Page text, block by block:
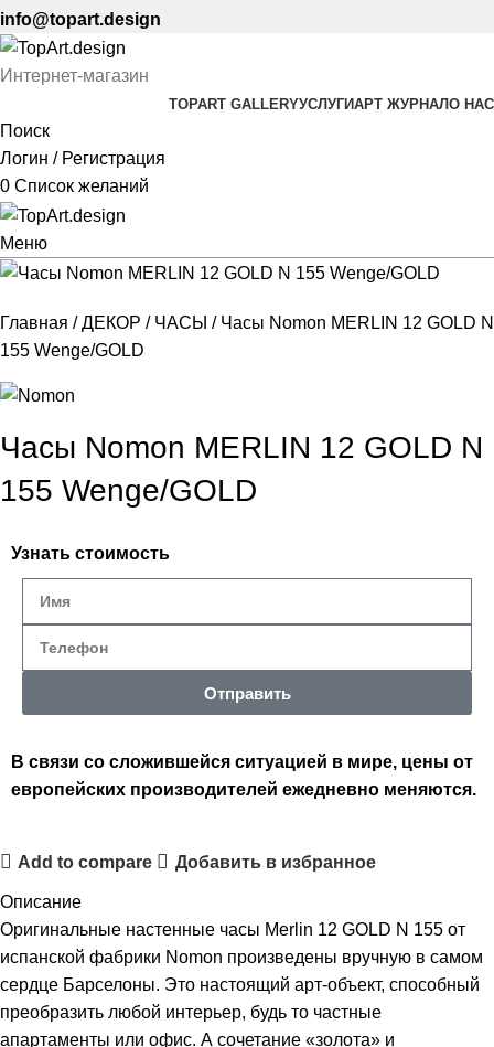
info@topart.design
Интернет-магазин
TOPART GALLERYУСЛУГИАРТ ЖУРНАЛО НАС
Поиск
Логин / Регистрация
0 Список желаний
Меню
Главная ДЕКОР ЧАСЫ
Часы Nomon MERLIN 12 GOLD N
155 Wenge/GOLD
Часы Nomon MERLIN 12 GOLD N
155 Wenge/GOLD
Узнать стоимость
Отправить
В связи со сложившейся ситуацией в мире, цены от
европейских производителей ежедневно меняются.
Add to compare Добавить в избранное
Описание
Оригинальные настенные часы Merlin 12 GOLD N 155 от
испанской фабрики Nomon произведены вручную в самом
сердце Барселоны. Это настоящий арт-объект, способный
преобразить любой интерьер, будь то частные
апартаменты или офис. А сочетание «золота» и